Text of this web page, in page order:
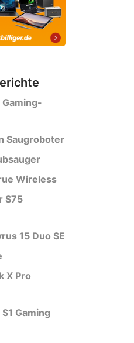
Gaming-
Saugroboter
Wireless
S75
15 Duo SE
X Pro
Gaming